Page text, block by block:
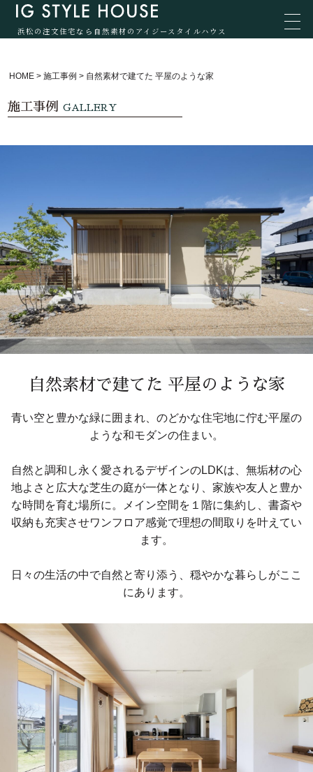
浜松の注文住宅なら自然素材のアイジースタイルハウス
HOME >施工事例 > 自然素材で建てた 平屋のような家
施工事例 GALLERY
自然素材で建てた 平屋のような家
青い空と豊かな緑に囲まれ、のどかな住宅地に佇む平屋の
ような和モダンの住まい。
自然と調和し永く愛されるデザインのLDKは、無垢材の心
地よさと広大な芝生の庭が一体となり、家族や友人と豊か
な時間を育む場所に。メイン空間を１階に集約し、書斎や
収納も充実させワンフロア感覚で理想の間取りを叶えてい
ます。
日々の生活の中で自然と寄り添う、穏やかな暮らしがここ
にあります。